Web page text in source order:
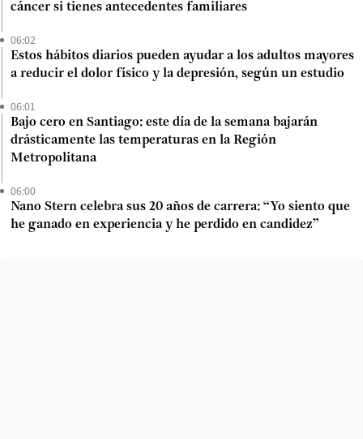
cáncer si tienes antecedentes familiares
06:02
Estos hábitos diarios pueden ayudar a los adultos mayores
a reducir el dolor físico y la depresión, según un estudio
06:01
Bajo cero en Santiago: este día de la semana bajarán
drásticamente las temperaturas en la Región
Metropolitana
06:00
Nano Stern celebra sus 20 años de carrera: “Yo siento que
he ganado en experiencia y he perdido en candidez”